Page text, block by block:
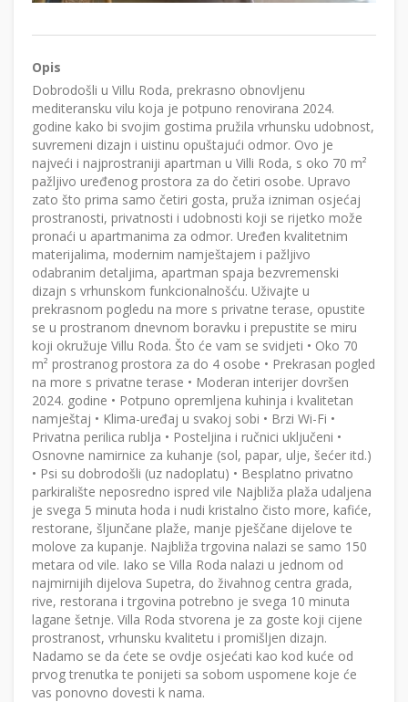
Opis
Dobrodošli u Villu Roda, prekrasno obnovljenu
mediteransku vilu koja je potpuno renovirana 2024.
godine kako bi svojim gostima pružila vrhunsku udobnost,
suvremeni dizajn i uistinu opuštajući odmor. Ovo je
najveći i najprostraniji apartman u Villi Roda, s oko 70 m²
pažljivo uređenog prostora za do četiri osobe. Upravo
zato što prima samo četiri gosta, pruža izniman osjećaj
prostranosti, privatnosti i udobnosti koji se rijetko može
pronaći u apartmanima za odmor. Uređen kvalitetnim
materijalima, modernim namještajem i pažljivo
odabranim detaljima, apartman spaja bezvremenski
dizajn s vrhunskom funkcionalnošću. Uživajte u
prekrasnom pogledu na more s privatne terase, opustite
se u prostranom dnevnom boravku i prepustite se miru
koji okružuje Villu Roda. Što će vam se svidjeti • Oko 70
m² prostranog prostora za do 4 osobe • Prekrasan pogled
na more s privatne terase • Moderan interijer dovršen
2024. godine • Potpuno opremljena kuhinja i kvalitetan
namještaj • Klima-uređaj u svakoj sobi • Brzi Wi-Fi •
Privatna perilica rublja • Posteljina i ručnici uključeni •
Osnovne namirnice za kuhanje (sol, papar, ulje, šećer itd.)
• Psi su dobrodošli (uz nadoplatu) • Besplatno privatno
parkiralište neposredno ispred vile Najbliža plaža udaljena
je svega 5 minuta hoda i nudi kristalno čisto more, kafiće,
restorane, šljunčane plaže, manje pješčane dijelove te
molove za kupanje. Najbliža trgovina nalazi se samo 150
metara od vile. Iako se Villa Roda nalazi u jednom od
najmirnijih dijelova Supetra, do živahnog centra grada,
rive, restorana i trgovina potrebno je svega 10 minuta
lagane šetnje. Villa Roda stvorena je za goste koji cijene
prostranost, vrhunsku kvalitetu i promišljen dizajn.
Nadamo se da ćete se ovdje osjećati kao kod kuće od
prvog trenutka te ponijeti sa sobom uspomene koje će
vas ponovno dovesti k nama.